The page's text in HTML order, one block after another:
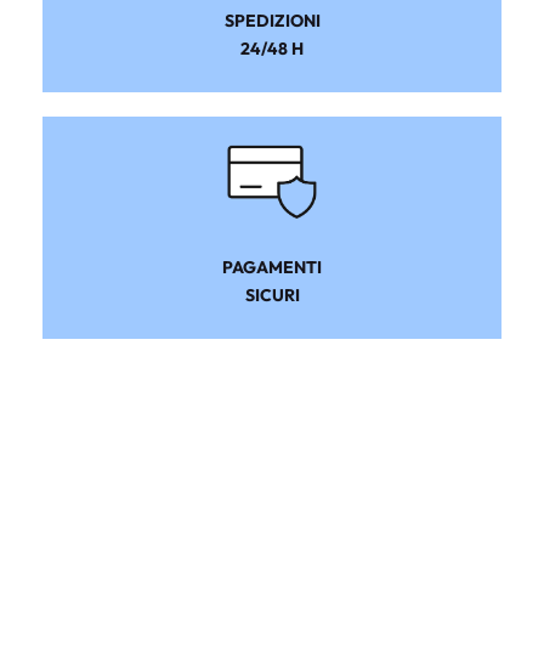
SPEDIZIONI
24/48 H
PAGAMENTI
SICURI